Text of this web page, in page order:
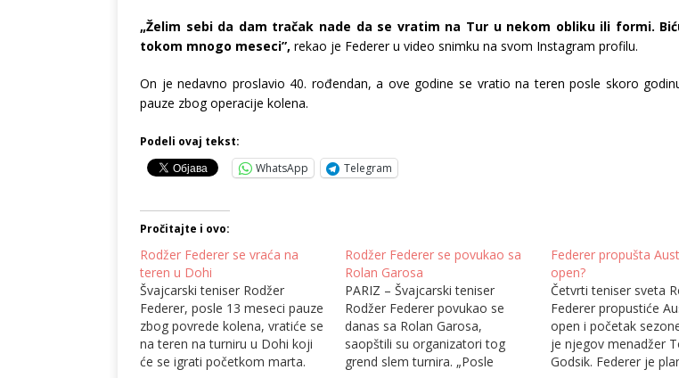
„Želim sebi da dam tračak nade da se vratim na Tur u nekom obliku ili formi.
tokom mnogo meseci”, rekao je Federer u video snimku na svom Instagram profilu.
On je nedavno proslavio 40. rođendan, a ove godine se vratio na teren posle skoro
pauze zbog operacije kolena.
Podeli ovaj tekst:
WhatsApp
Telegram
Pročitajte i ovo:
Rodžer Federer se vraća na
teren u Dohi
Švajcarski teniser Rodžer
Federer, posle 13 meseci pauze
zbog povrede kolena, vratiće se
na teren na turniru u Dohi koji
će se igrati početkom marta.
Rodžer Federer se povukao sa
Rolan Garosa
PARIZ – Švajcarski teniser
Rodžer Federer povukao se
danas sa Rolan Garosa,
saopštili su organizatori tog
grend slem turnira. „Posle
Federer propušta
open?
Četvrti teniser sveta
Federer propustiće
open i početak
je njegov menadžer
Godsik. Federer je